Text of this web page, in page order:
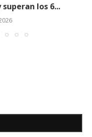
los 6...